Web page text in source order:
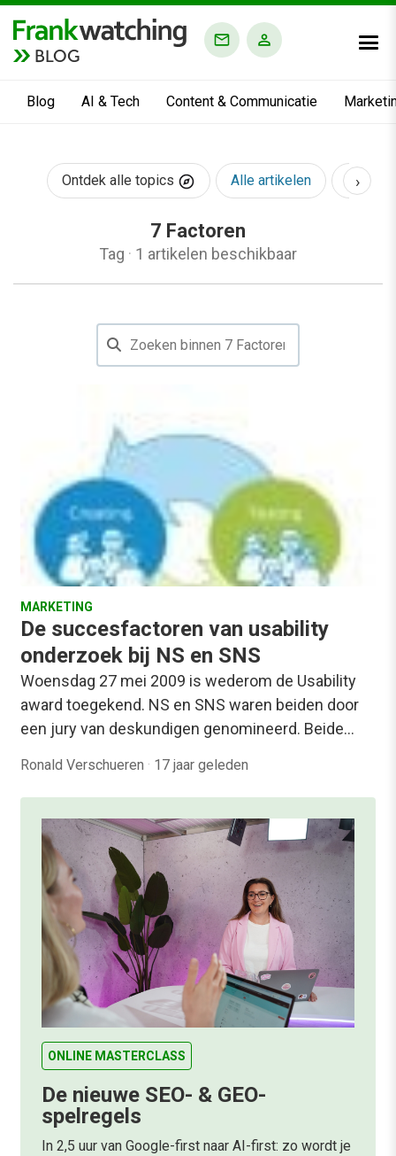
BLOG
Blog AI & Tech Content & Communicatie
Ontdek alle topics Alle artikelen AI &
›
7 Factoren
Tag · 1 artikelen beschikbaar
MARKETING
De succesfactoren van usability
onderzoek bij NS en SNS
Woensdag 27 mei 2009 is wederom de Usability
award toegekend. NS en SNS waren beiden door
een jury van deskundigen genomineerd. Beide…
Ronald Verschueren · 17 jaar geleden
ONLINE MASTERCLASS
De nieuwe SEO- & GEO-
spelregels
In 2,5 uur van Google-first naar AI-first: zo wordt je